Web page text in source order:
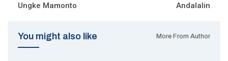
Ungke Mamonto
Andalalin
You might also like More From Author